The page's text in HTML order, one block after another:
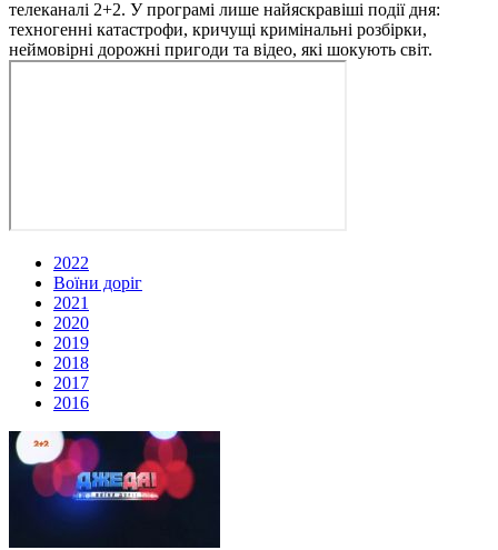
телеканалі 2+2. У програмі лише найяскравіші події дня:
техногенні катастрофи, кричущі кримінальні розбірки,
неймовірні дорожні пригоди та відео, які шокують світ.
2022
Воїни доріг
2021
2020
2019
2018
2017
2016